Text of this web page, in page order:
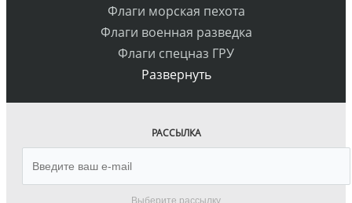
Флаги морская пехота
Флаги военная разведка
Флаги спецназ ГРУ
Развернуть
РАССЫЛКА
Выберите рассылку